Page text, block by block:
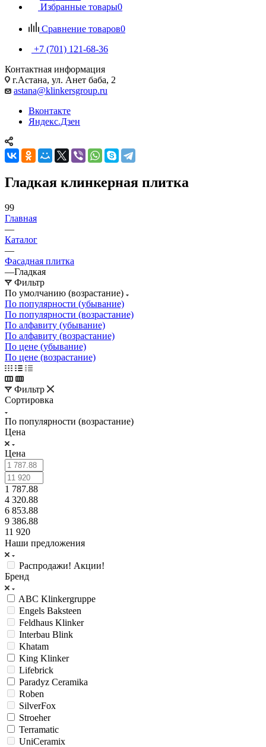
Избранные товары0
Сравнение товаров0
+7 (701) 121-68-36
Контактная информация
г.Астана, ул. Анет баба, 2
astana@klinkersgroup.ru
Вконтакте
Яндекс.Дзен
Гладкая клинкерная плитка
99
Главная
—
Каталог
—
Фасадная плитка
—Гладкая
Фильтр
По умолчанию (возрастание)
По популярности (убывание)
По популярности (возрастание)
По алфавиту (убывание)
По алфавиту (возрастание)
По цене (убывание)
По цене (возрастание)
Фильтр
Сортировка
По популярности (возрастание)
Цена
Цена
1 787.88
4 320.88
6 853.88
9 386.88
11 920
Наши предложения
Распродажи! Акции!
Бренд
ABC Klinkergruppe
Engels Baksteen
Feldhaus Klinker
Interbau Blink
Khatam
King Klinker
Lifebrick
Paradyz Ceramika
Roben
SilverFox
Stroeher
Terramatic
UniCeramix